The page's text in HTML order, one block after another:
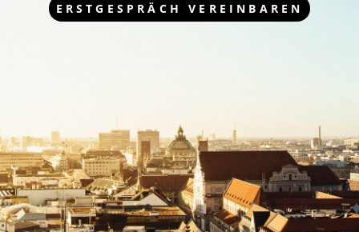
ERSTGESPRÄCH VEREINBAREN